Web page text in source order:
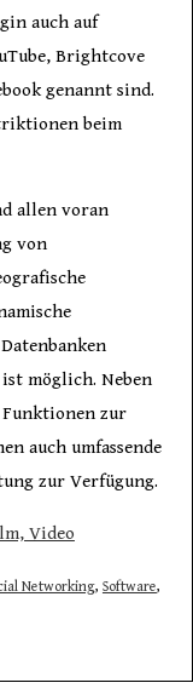
auch auf
Brightcove
genannt sind.
beim
allen voran
von
möglich. Neben
zur
auch umfassende
zur Verfügung.
Video
Networking, Software,